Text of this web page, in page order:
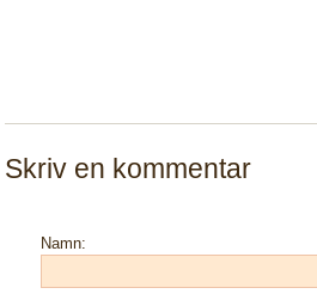
Skriv en kommentar
Namn: